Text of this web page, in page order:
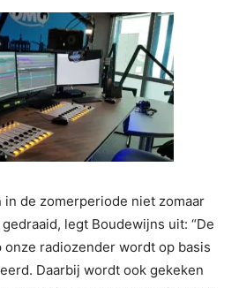
in de zomerperiode niet zomaar
legt Boudewijns uit: “De
radiozender wordt op basis
Daarbij wordt ook gekeken